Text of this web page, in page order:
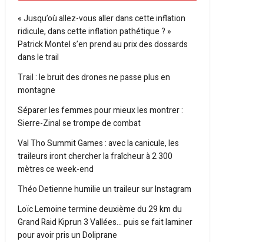
« Jusqu’où allez-vous aller dans cette inflation
ridicule, dans cette inflation pathétique ? »
Patrick Montel s’en prend au prix des dossards
dans le trail
Trail : le bruit des drones ne passe plus en
montagne
Séparer les femmes pour mieux les montrer :
Sierre-Zinal se trompe de combat
Val Tho Summit Games : avec la canicule, les
traileurs iront chercher la fraîcheur à 2 300
mètres ce week-end
Théo Detienne humilie un traileur sur Instagram
Loïc Lemoine termine deuxième du 29 km du
Grand Raid Kiprun 3 Vallées… puis se fait laminer
pour avoir pris un Doliprane